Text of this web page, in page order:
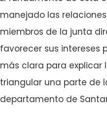
manejado las
miembros de la junta
favorecer sus intereses
más clara para
triangular una parte de
departamento de